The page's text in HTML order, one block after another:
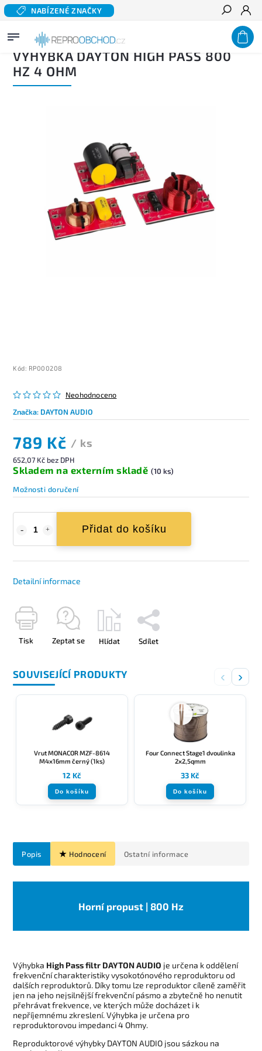
NABÍZENÉ ZNAČKY
Hledat
Domů/ Výhybky /Výhybky pro drivery/ Výhybka DAYTON High Pass 800 Hz 4 Ohm
VÝHYBKA DAYTON HIGH PASS 800
HZ 4 OHM
Kód: RP000208
Neohodnoceno
Značka: DAYTON AUDIO
789 Kč / ks
652,07 Kč bez DPH
Skladem na externím skladě (10 ks)
Možnosti doručení
Přidat do košíku
Detailní informace
Tisk Zeptat se Hlídat Sdílet
SOUVISEJÍCÍ PRODUKTY ‹ ›
Vrut MONACOR MZF-8614
M4x16mm černý (1ks)
12 Kč
Do košíku
Four Connect Stage1 dvoulinka
2x2,5qmm
33 Kč
Do košíku
Popis Hodnocení Ostatní informace
Horní propust | 800 Hz
Výhybka High Pass filtr DAYTON AUDIO je určena k oddělení
frekvenční charakteristiky vysokotónového reproduktoru od
dalších reproduktorů. Díky tomu lze reproduktor cíleně zaměřit
jen na jeho nejsilnější frekvenční pásmo a zbytečně ho nenutit
přehrávat frekvence, ve kterých může docházet i k
nepříjemnému zkreslení. Výhybka je určena pro
reproduktorovou impedanci 4 Ohmy.
Reproduktorové výhybky DAYTON AUDIO jsou sázkou na